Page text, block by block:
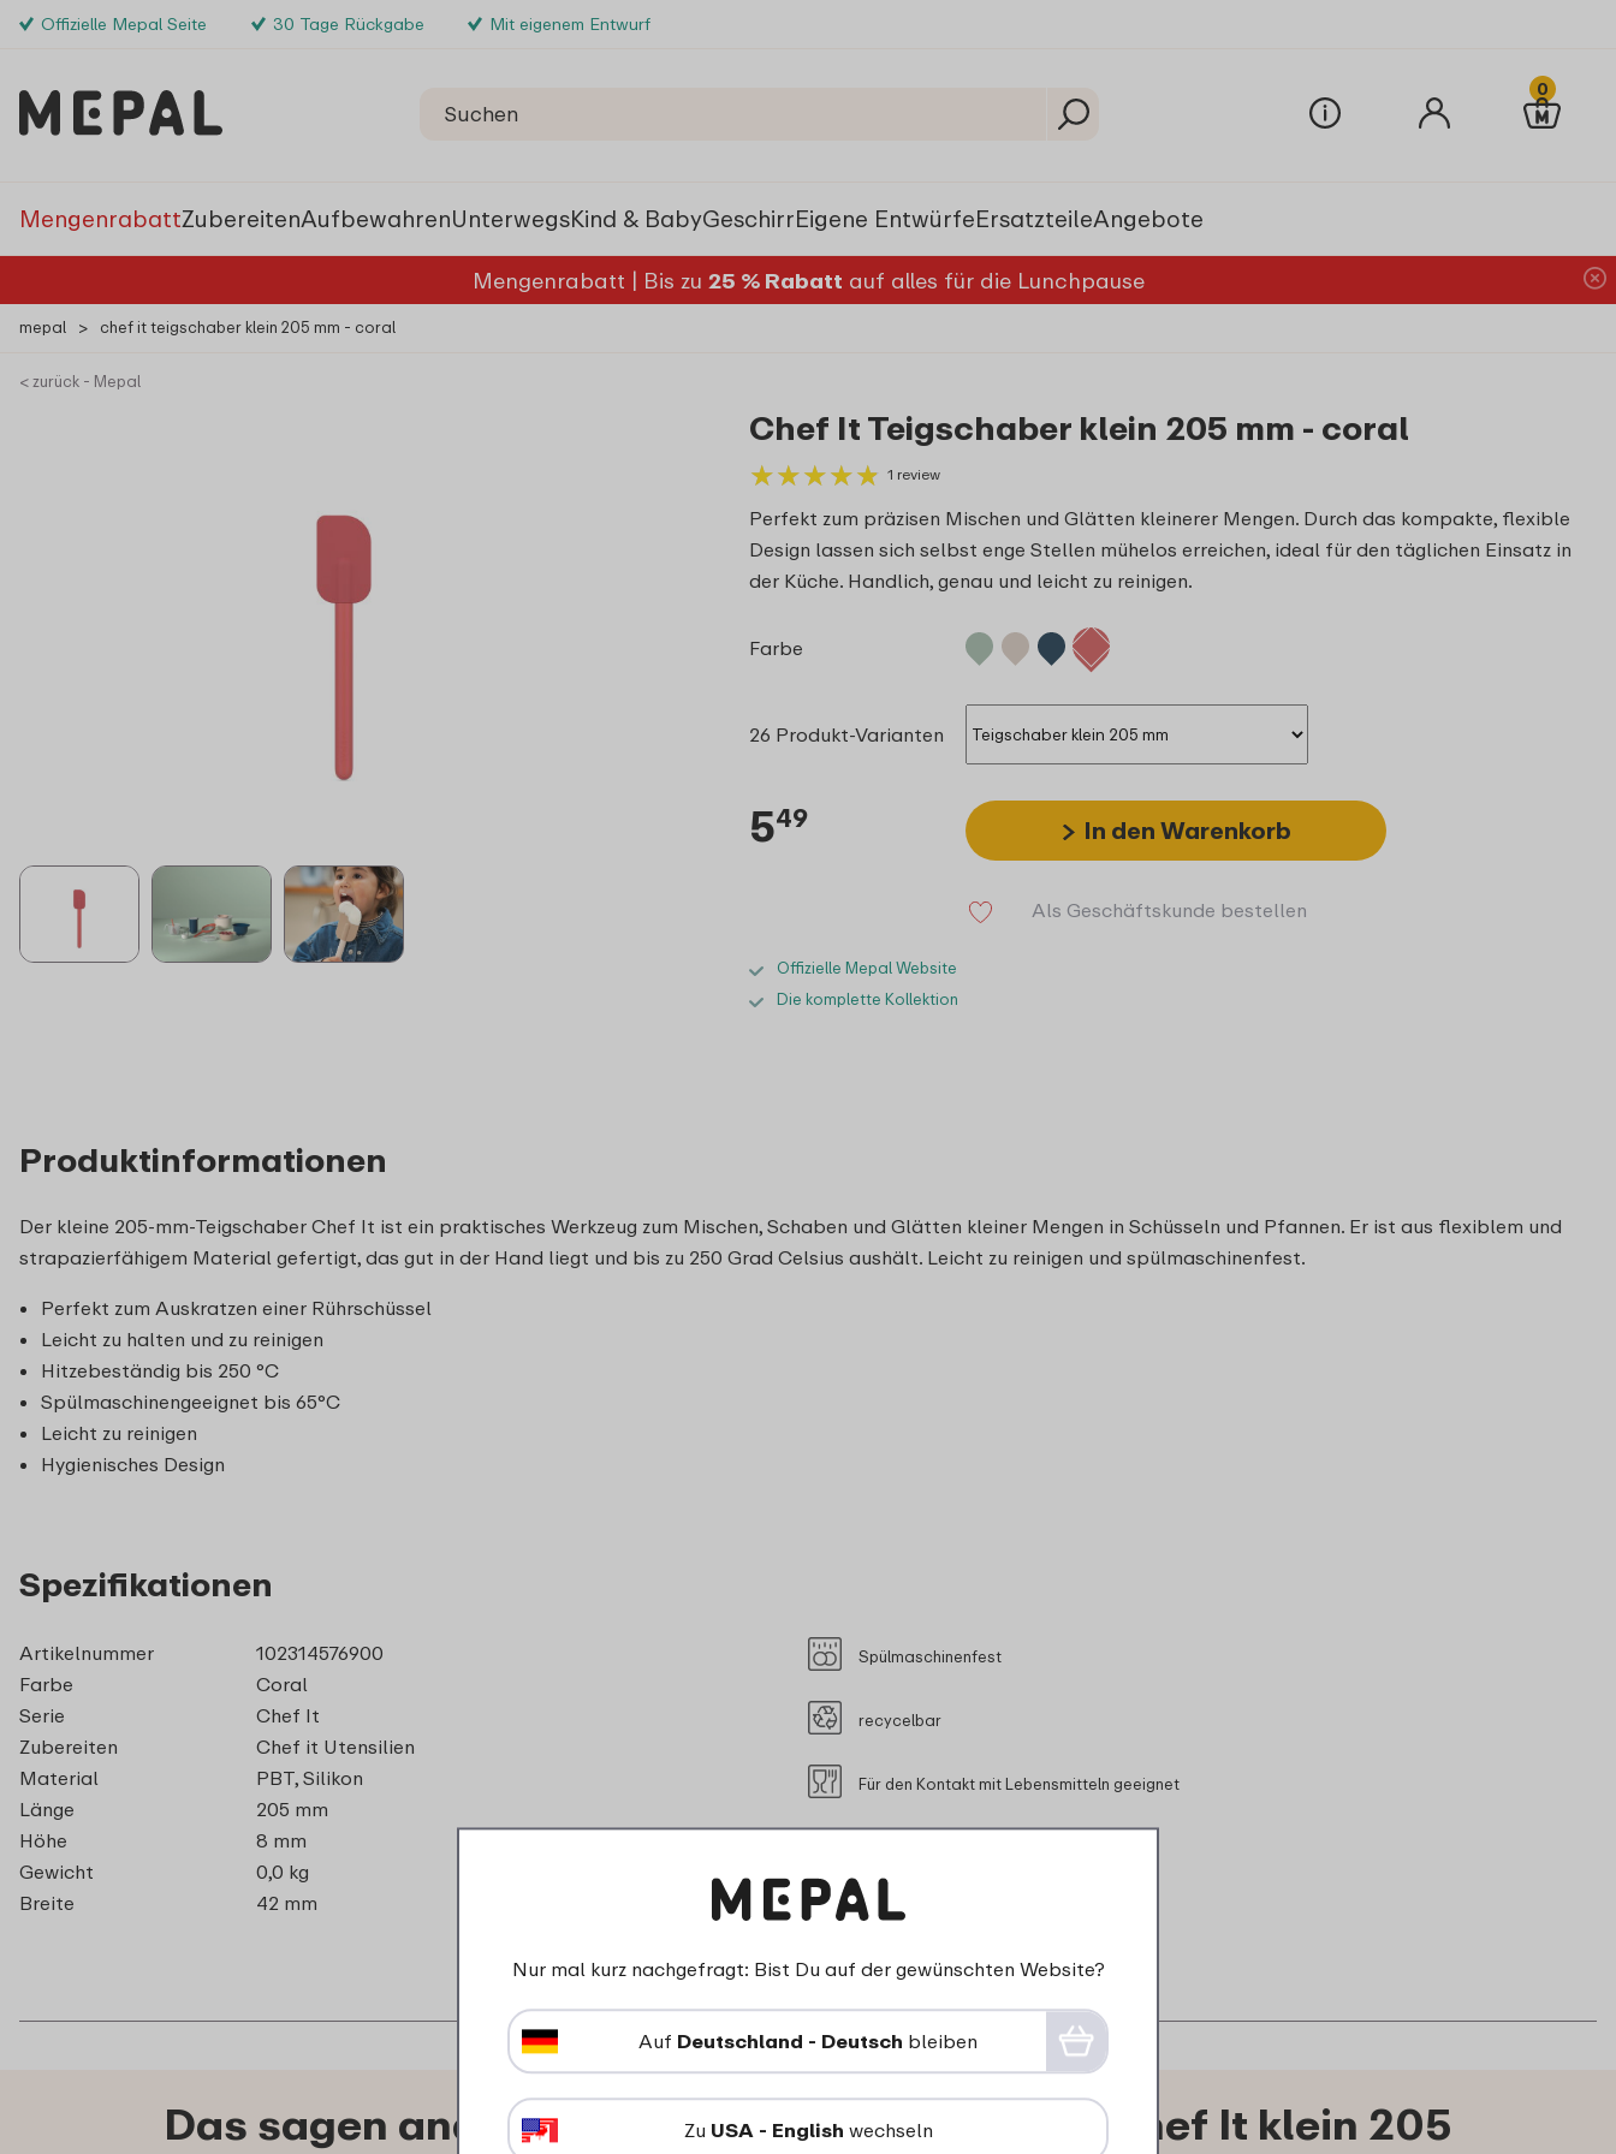
Offizielle Mepal Seite 30 Tage Rückgabe Mit eigenem Entwurf
0
MengenrabattZubereitenAufbewahrenUnterwegsKind & BabyGeschirrEigene EntwürfeErsatzteileAngebote
Mengenrabatt | Bis zu 25 % Rabatt auf alles für die Lunchpause
mepal > chef it teigschaber klein 205 mm - coral
< zurück - Mepal
Chef It Teigschaber klein 205 mm - coral
★★★★★
★★★★★ 1 review
Perfekt zum präzisen Mischen und Glätten kleinerer Mengen. Durch das kompakte, flexible
Design lassen sich selbst enge Stellen mühelos erreichen, ideal für den täglichen Einsatz in
der Küche. Handlich, genau und leicht zu reinigen.
Farbe
26 Produkt-Varianten
549 In den Warenkorb
Als Geschäftskunde bestellen
Offizielle Mepal Website
Die komplette Kollektion
Produktinformationen
Der kleine 205-mm-Teigschaber Chef It ist ein praktisches Werkzeug zum Mischen, Schaben und Glätten kleiner Mengen in Schüsseln und Pfannen. Er ist aus flexiblem und
strapazierfähigem Material gefertigt, das gut in der Hand liegt und bis zu 250 Grad Celsius aushält. Leicht zu reinigen und spülmaschinenfest.
Perfekt zum Auskratzen einer Rührschüssel
Leicht zu halten und zu reinigen
Hitzebeständig bis 250 °C
Spülmaschinengeeignet bis 65°C
Leicht zu reinigen
Hygienisches Design
Spezifikationen
Artikelnummer
102314576900
Farbe
Coral
Serie
Chef It
Zubereiten
Chef it Utensilien
Material
PBT, Silikon
Länge
205 mm
Höhe
8 mm
Gewicht
0,0 kg
Breite
42 mm
Spülmaschinenfest
recycelbar
Für den Kontakt mit Lebensmitteln geeignet
Das sagen andere Kunden über Teigschaber Chef It klein 205
Nur mal kurz nachgefragt: Bist Du auf der gewünschten Website?
Auf Deutschland - Deutsch bleiben
Zu USA - English wechseln